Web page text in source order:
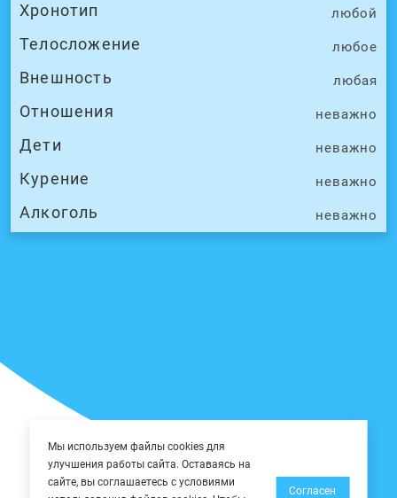
Хронотип любой
Телосложение любое
Внешность любая
Отношения неважно
Дети неважно
Курение неважно
Алкоголь неважно
Мы используем файлы cookies для
улучшения работы сайта. Оставаясь на
сайте, вы соглашаетесь с условиями
Согласен